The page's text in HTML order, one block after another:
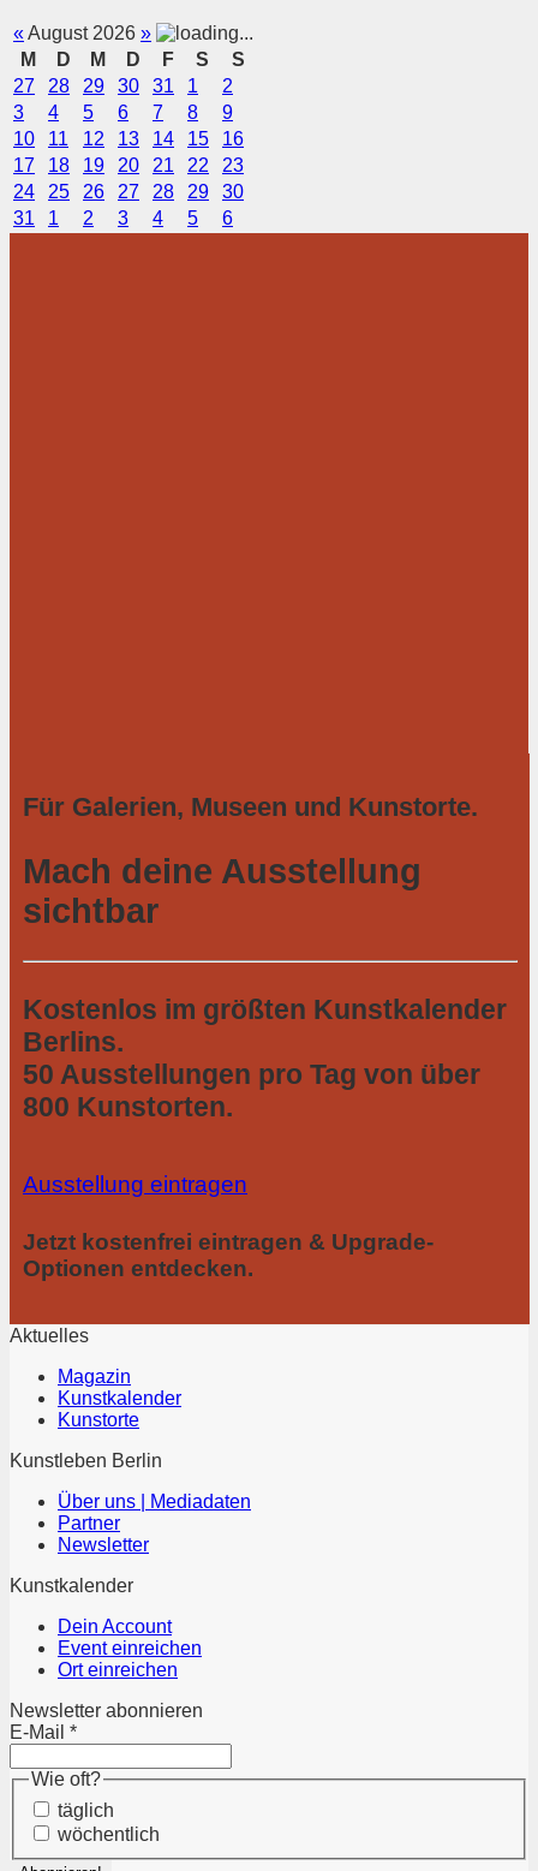
«August 2026 »
M
D M D F S
S
27
28 29 30 31 1
2
3
4 5 6 7 8
9
10
11 12 13 14 15
16
17
18 19 20 21 22
23
24
25 26 27 28 29
30
31
1 2 3 4 5 6
Für Galerien, Museen und Kunstorte.
Mach deine Ausstellung
sichtbar
Kostenlos im größten Kunstkalender
Berlins.
50 Ausstellungen pro Tag von über
800 Kunstorten.
Ausstellung eintragen
Jetzt kostenfrei eintragen & Upgrade-
Optionen entdecken.
Aktuelles
Magazin
Kunstkalender
Kunstorte
Kunstleben Berlin
Über uns | Mediadaten
Partner
Newsletter
Kunstkalender
Dein Account
Event einreichen
Ort einreichen
Newsletter abonnieren
E-Mail *
Wie oft?
täglich
wöchentlich